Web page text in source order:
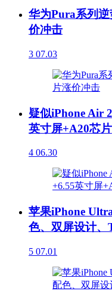
华为Pura系列
价冲击
3 07.03
疑似iPhone Air
英寸屏+A20芯片
4 06.30
苹果iPhone
色、双屏设计、
5 07.01